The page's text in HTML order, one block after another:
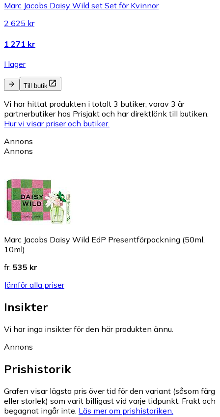
Marc Jacobs Daisy Wild set Set för Kvinnor
2 625 kr
1 271 kr
I lager
Till butik
Vi har hittat produkten i totalt 3 butiker, varav 3 är
partnerbutiker hos Prisjakt och har direktlänk till butiken.
Hur vi visar priser och butiker.
Annons
Annons
Marc Jacobs Daisy Wild EdP Presentförpackning (50ml,
10ml)
fr. 535 kr
Jämför alla priser
Insikter
Vi har inga insikter för den här produkten ännu.
Annons
Prishistorik
Grafen visar lägsta pris över tid för den variant (såsom färg
eller storlek) som varit billigast vid varje tidpunkt. Frakt och
begagnat ingår inte. Läs mer om prishistoriken.